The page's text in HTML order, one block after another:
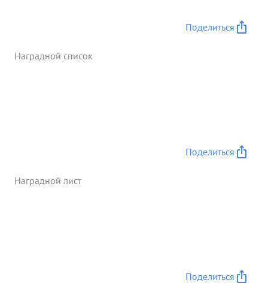
Поделиться
Наградной список
Поделиться
Наградной лист
Поделиться